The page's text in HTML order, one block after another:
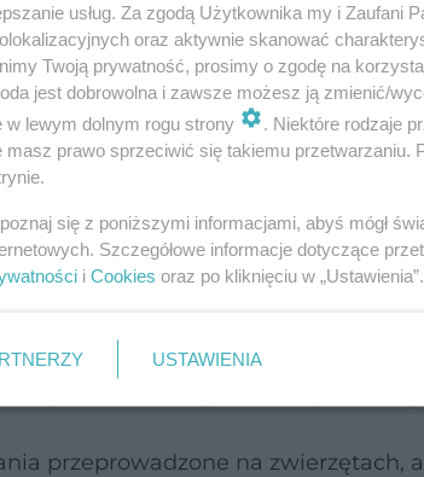
dużą ilość MCT, czyli
z nabłonka jelitowego, a
kwasów tłuszczonych, a
reduktazy 5-alfa
przeprowadzone na zwierzętach,
usług. Za zgodą Użytkownika my i Zaufani
oraz aktywnie skanować
Twoją prywatność, prosimy o zgodę na
jest dobrowolna i zawsze możesz ją zmienić/
w lewym dolnym rogu strony
. Niektóre rodzaje
masz prawo sprzeciwić się takiemu przetwarzaniu.
się z poniższymi informacjami, abyś mógł
Szczegółowe informacje dotyczące
i Cookies oraz po kliknięciu w „Ustawienia”.
USTAWIENIA